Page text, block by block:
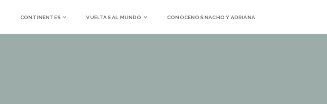
CONTINENTES VUELTAS AL MUNDO CONOCENOS NACHO Y ADRIANA